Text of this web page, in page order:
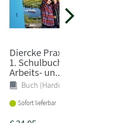
Diercke Praxis SI
1. Schulbuch.
Arbeits- un...
Buch (Hardcover)
Sofort lieferbar